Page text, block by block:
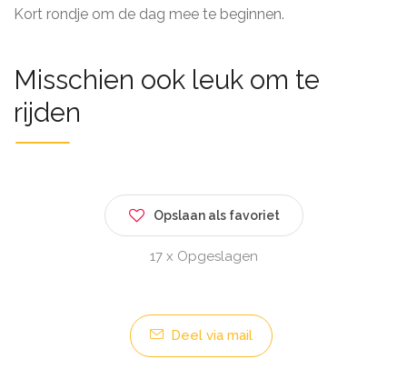
Kort rondje om de dag mee te beginnen.
Misschien ook leuk om te
rijden
Opslaan als favoriet
17 x Opgeslagen
Deel via mail